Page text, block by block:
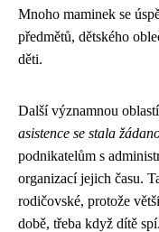
Mnoho maminek se
předmětů, dětského
děti.
Další významnou
asistence se stala
podnikatelům s
organizací jejich času.
rodičovské, protože
době, třeba když dítě spí.